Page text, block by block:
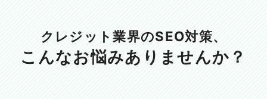
クレジット業界のSEO対策、
こんなお悩みありませんか？